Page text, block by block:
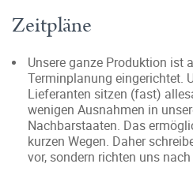
Zeitpläne
Unsere ganze Produktion ist
Terminplanung eingerichtet.
Lieferanten sitzen (fast)
wenigen Ausnahmen in
Nachbarstaaten. Das
kurzen Wegen. Daher
vor, sondern richten uns